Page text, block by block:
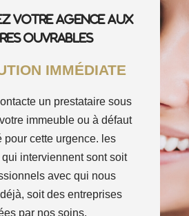
votre agence aux
ouvrables
IMMÉDIATE
un prestataire sous
immeuble ou à défaut
pour cette urgence. les
interviennent sont soit
avec qui nous
soit des entreprises
par nos soins.